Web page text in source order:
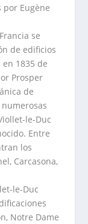
Eugène
se
de edificios
1835 de
Prosper
de
le-Duc
Entre
los
Carcasona,
le-Duc
Notre Dame